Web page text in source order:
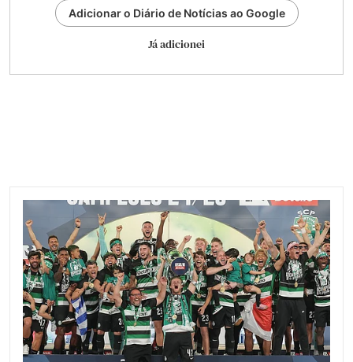
Adicionar o Diário de Notícias ao Google
Já adicionei